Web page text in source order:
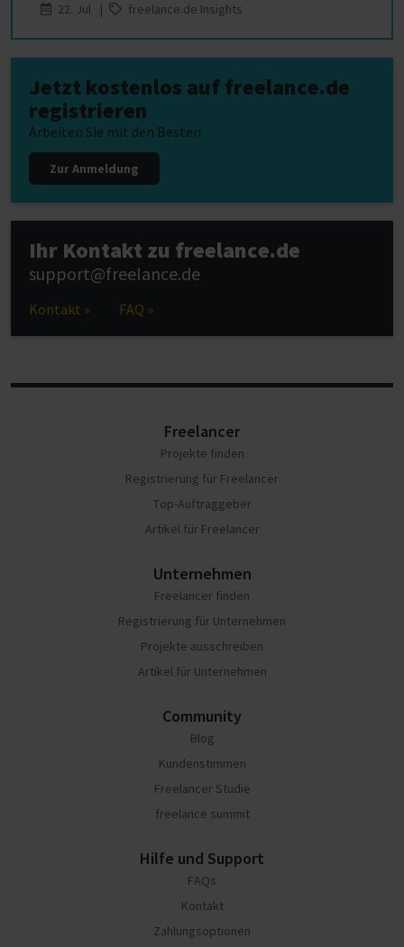
22. Jul |
freelance.de Insights
Jetzt kostenlos auf freelance.de
registrieren
Arbeiten Sie mit den Besten
Zur Anmeldung
Ihr Kontakt zu freelance.de
support@freelance.de
Kontakt » FAQ »
Freelancer
Projekte finden
Registrierung für Freelancer
Top-Auftraggeber
Artikel für Freelancer
Unternehmen
Freelancer finden
Registrierung für Unternehmen
Projekte ausschreiben
Artikel für Unternehmen
Community
Blog
Kundenstimmen
Freelancer Studie
freelance summit
Hilfe und Support
FAQs
Kontakt
Zahlungsoptionen